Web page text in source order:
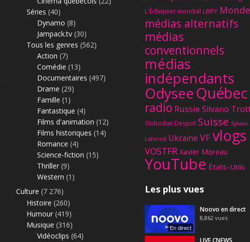
Séries (40)
Dynamo (8)
Jampack.tv (30)
Tous les genres (562)
Action (7)
Comédie (13)
Documentaires (497)
Drame (29)
Famille (1)
Fantastique (4)
Films d'animation (12)
Films historiques (14)
Romance (4)
Science-fiction (15)
Thriller (9)
Western (1)
Culture (7 276)
Histoire (260)
Humour (419)
Musique (316)
Vidéoclips (64)
L'Échiquier mondial LBRY Monde
médias alternatifs
médias
conventionnels
médias
indépendants
OdyseeQuébec
radio Russie Silvano
Slobodan Despot Suisse Sylvain
Laforest Ukraine VFvlogs
VOSTFR Xavier Moreau
YouTube États-Unis
Les plus vues
En direct
Noovo en direct
8,862 vues